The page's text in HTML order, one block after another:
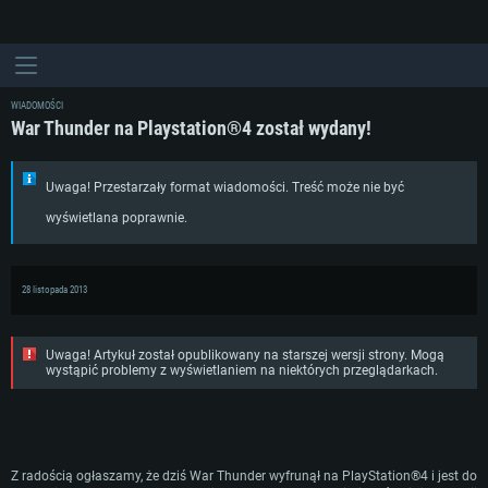
WYMAGANIA SYSTEMOWE
Minimalne
Minimalne
Minimalne
WIADOMOŚCI
War Thunder na Playstation®4 został wydany!
Uwaga! Przestarzały format wiadomości. Treść może nie być
wyświetlana poprawnie.
28 listopada 2013
Uwaga! Artykuł został opublikowany na starszej wersji strony. Mogą
wystąpić problemy z wyświetlaniem na niektórych przeglądarkach.
Z radością ogłaszamy, że dziś War Thunder wyfrunął na PlayStation®4 i jest do